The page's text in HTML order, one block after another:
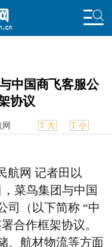
国际
题 舆情
中国商飞客服公
协议
T 大 T 小
航网 记者田以
菜鸟集团与中国
司（以下简称 “中
合作框架协议。
、航材物流等方面